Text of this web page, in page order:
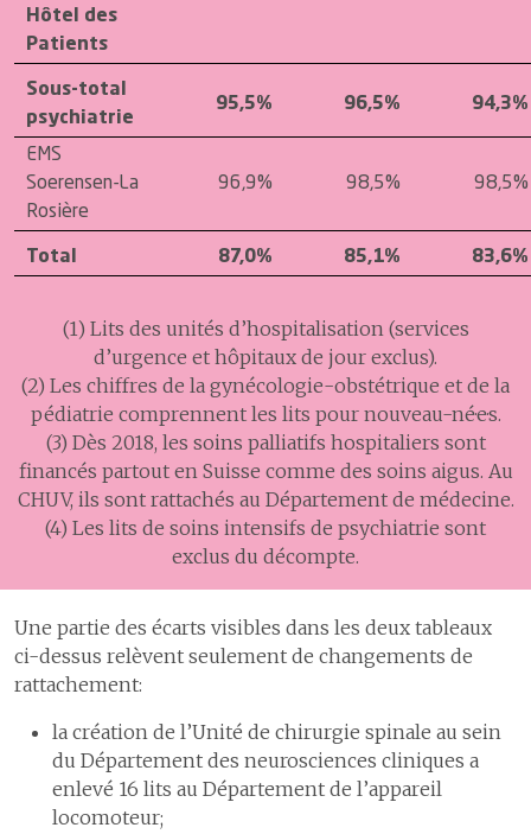
Hôtel des
Patients
Sous-total
psychiatrie
95,5% 96,5% 94,3%
EMS
Soerensen-La
Rosière
96,9% 98,5% 98,5%
Total 87,0% 85,1% 83,6%
(1) Lits des unités d’hospitalisation (services
d’urgence et hôpitaux de jour exclus).
(2) Les chiffres de la gynécologie-obstétrique et de la
pédiatrie comprennent les lits pour nouveau-né·e·s.
(3) Dès 2018, les soins palliatifs hospitaliers sont
financés partout en Suisse comme des soins aigus. Au
CHUV, ils sont rattachés au Département de médecine.
(4) Les lits de soins intensifs de psychiatrie sont
exclus du décompte.
Une partie des écarts visibles dans les deux tableaux
ci-dessus relèvent seulement de changements de
rattachement:
la création de l’Unité de chirurgie spinale au sein
du Département des neurosciences cliniques a
enlevé 16 lits au Département de l’appareil
locomoteur;